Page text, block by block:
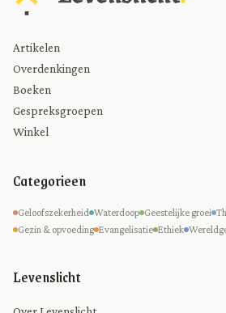
Artikelen
Overdenkingen
Boeken
Gespreksgroepen
Winkel
Categorieen
Geloofszekerheid Waterdoop Geestelijke groei
Gezin & opvoeding Evangelisatie Ethiek
Levenslicht